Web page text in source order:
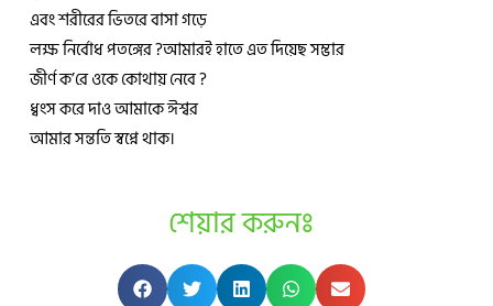
এবং শরীরের ভিতরে বাসা গড়ে
লক্ষ নির্বোধ পতঙ্গের ?আমারই হাতে এত দিয়েছ সম্ভার
জীর্ণ ক’রে ওকে কোথায় নেবে ?
ধ্বংস করে দাও আমাকে ঈশ্বর
আমার সন্ততি স্বপ্নে থাক।
শেয়ার করুনঃ